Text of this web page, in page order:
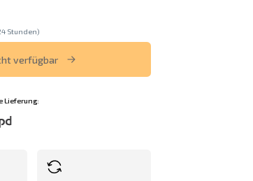
Stunden)
verfügbar
Lieferung: